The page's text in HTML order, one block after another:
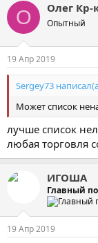
О Олег Кр-
Опытный
19 Апр 2019
Sergey73
Может список
лучше список
любая торговля
ИГОША
Главный
19 Апр 2019